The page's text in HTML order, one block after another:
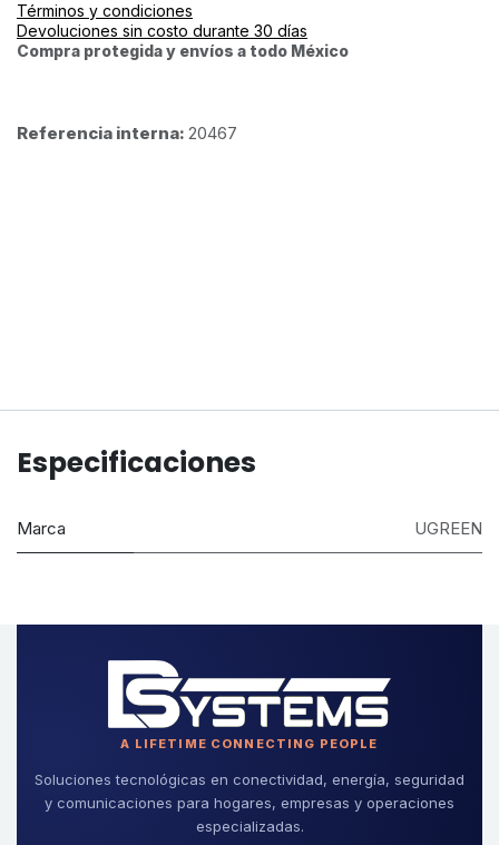
Términos y condiciones
Devoluciones sin costo durante 30 días
Compra protegida y envíos a todo México
Referencia interna: 20467
Especificaciones
Marca UGREEN
A LIFETIME CONNECTING PEOPLE
Soluciones tecnológicas en conectividad, energía, seguridad
y comunicaciones para hogares, empresas y operaciones
especializadas.